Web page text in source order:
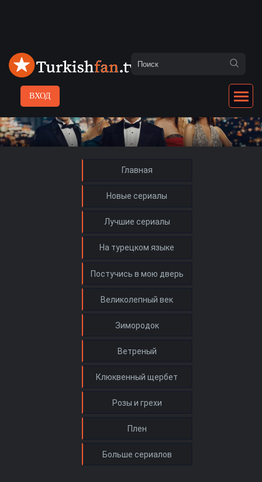
ВХОД
Главная
Новые сериалы
Лучшие сериалы
На турецком языке